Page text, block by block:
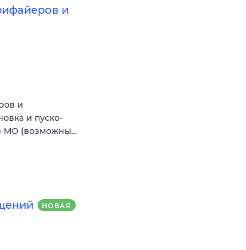
и
и
и пуско-
МО (возможны…
НОВАЯ